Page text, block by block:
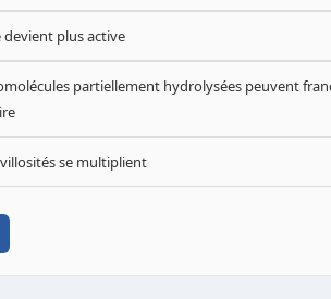
devient plus active
partiellement hydrolysées peuvent
se multiplient